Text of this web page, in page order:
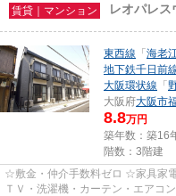
賃貸｜マンション レオパレ
東西線 「 海老
地下鉄千日前
大阪環状線 「
大阪府大阪市
8.8万円
築年数：築16
階数：3階建
☆敷金・仲介手数料ゼロ ☆家具家
ＴＶ・洗濯機・カーテン・エアコ